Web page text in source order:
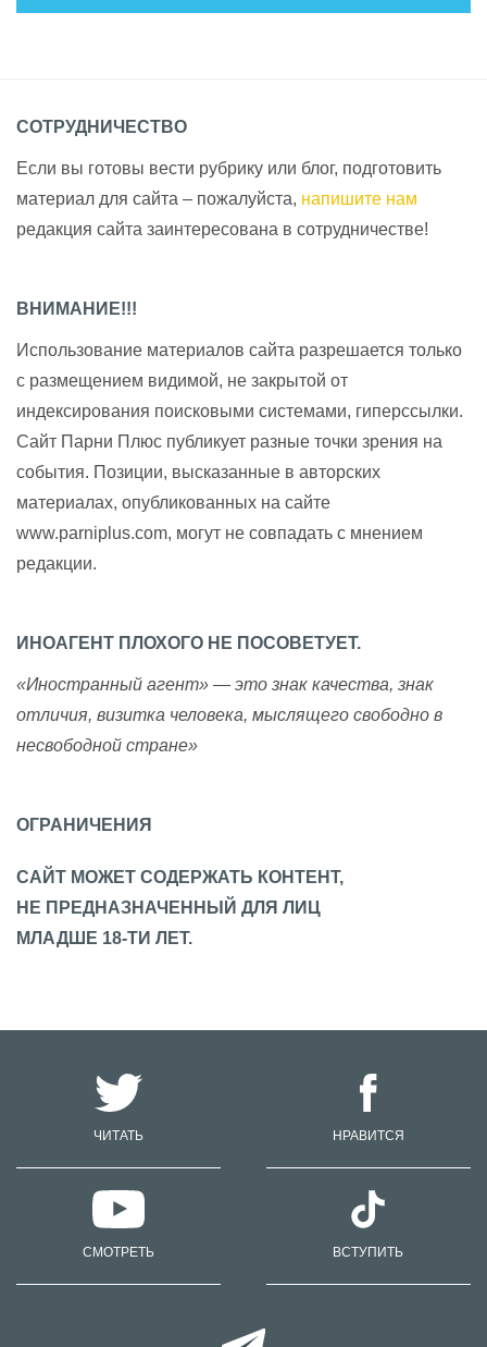
СОТРУДНИЧЕСТВО
Если вы готовы вести рубрику или блог, подготовить
материал для сайта – пожалуйста, напишите нам
редакция сайта заинтересована в сотрудничестве!
ВНИМАНИЕ!!!
Использование материалов сайта разрешается только
с размещением видимой, не закрытой от
индексирования поисковыми системами, гиперссылки.
Сайт Парни Плюс публикует разные точки зрения на
события. Позиции, высказанные в авторских
материалах, опубликованных на сайте
www.parniplus.com, могут не совпадать с мнением
редакции.
ИНОАГЕНТ ПЛОХОГО НЕ ПОСОВЕТУЕТ.
«Иностранный агент» — это знак качества, знак
отличия, визитка человека, мыслящего свободно в
несвободной стране»
ОГРАНИЧЕНИЯ
САЙТ МОЖЕТ СОДЕРЖАТЬ КОНТЕНТ,
НЕ ПРЕДНАЗНАЧЕННЫЙ ДЛЯ ЛИЦ
МЛАДШЕ 18-ТИ ЛЕТ.
ЧИТАТЬ НРАВИТСЯ
СМОТРЕТЬ ВСТУПИТЬ